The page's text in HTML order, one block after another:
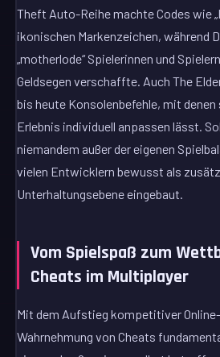
Theft Auto-Reihe machte Codes wie
ikonischen Markenzeichen, während
„motherlode“ Spielerinnen und
Geldsegen verschaffte. Auch The
bis heute Konsolenbefehle, mit
Erlebnis individuell anpassen lässt.
niemandem außer der eigenen
vielen Entwicklern bewusst als
Unterhaltungsebene eingebaut.
Vom Spielspaß zum
Cheats im Multiplayer
Mit dem Aufstieg kompetitiver
Wahrnehmung von Cheats